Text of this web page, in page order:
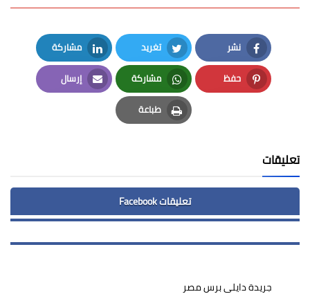
نشر
Facebook
تغريد
Twitter
مشاركة
LinkedIn
حفظ
Pinterest
مشاركة
Whatsapp
إرسال
Email
طباعة
Print
تعليقات
تعليقات Facebook
جريدة دايلى برس مصر